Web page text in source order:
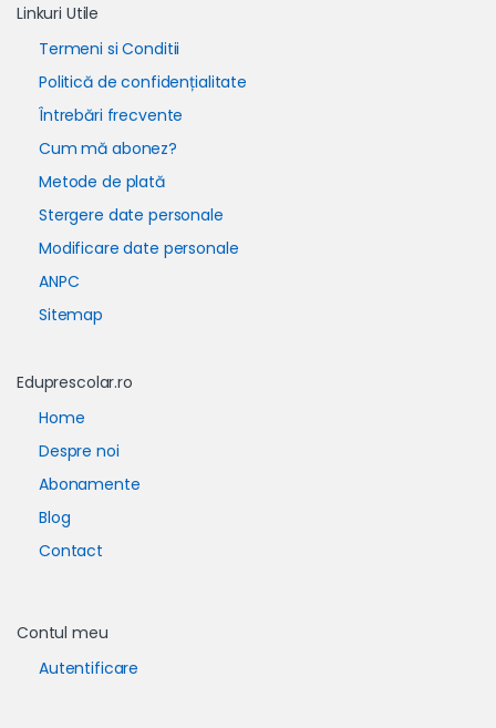
Linkuri Utile
Termeni si Conditii
Politică de confidențialitate
Întrebări frecvente
Cum mă abonez?
Metode de plată
Stergere date personale
Modificare date personale
ANPC
Sitemap
Eduprescolar.ro
Home
Despre noi
Abonamente
Blog
Contact
Contul meu
Autentificare